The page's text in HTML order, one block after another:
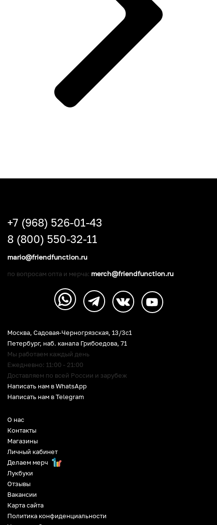
О нас
Контакты
Магазины
Личный кабинет
Делаем мерч
Лукбуки
Отзывы
Вакансии
Карта сайта
Политика конфиденциальности
Москва, Садовая-Черногрязская, 13/3c1
Петербург, наб. канала Грибоедова, 71
Мы работаем каждый день
Ежедневно: 11:00 - 21:00
Доставляем по всей России и зарубеж
Написать нам в WhatsApp
Написать нам в Telegram
+7 (968) 526-01-43
8 (800) 550-32-11
mario@friendfunction.ru
по вопросам опта и мерча: merch@friendfunction.ru